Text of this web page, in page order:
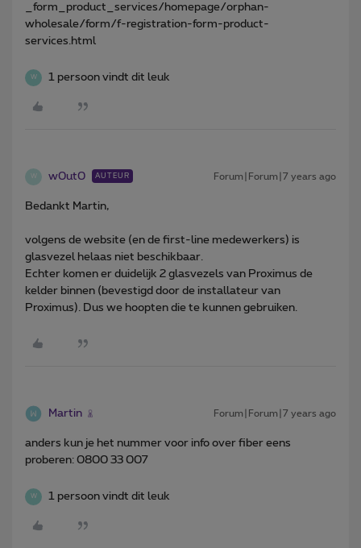
_form_product_services/homepage/orphan-
wholesale/form/f-registration-form-product-
services.html
W 1 persoon vindt dit leuk
W w0ut0 AUTEUR Forum|Forum|7 years ago
Bedankt Martin,
volgens de website (en de first-line medewerkers) is
glasvezel helaas niet beschikbaar.
Echter komen er duidelijk 2 glasvezels van Proximus de
kelder binnen (bevestigd door de installateur van
Proximus). Dus we hoopten die te kunnen gebruiken.
Martin Forum|Forum|7 years ago
anders kun je het nummer voor info over fiber eens
proberen: 0800 33 007
W 1 persoon vindt dit leuk